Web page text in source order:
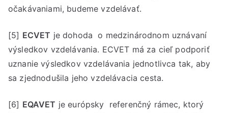
očakávaniami, budeme vzdelávať.
[5] ECVET je dohoda o medzinárodnom uznávaní
výsledkov vzdelávania. ECVET má za cieľ podporiť
uznanie výsledkov vzdelávania jednotlivca tak, aby
sa zjednodušila jeho vzdelávacia cesta.
[6] EQAVET je európsky referenčný rámec, ktorý